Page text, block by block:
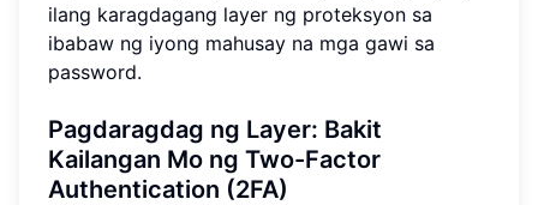
ilang karagdagang layer ng proteksyon sa
ibabaw ng iyong mahusay na mga gawi sa
password.
Pagdaragdag ng Layer: Bakit
Kailangan Mo ng Two-Factor
Authentication (2FA)